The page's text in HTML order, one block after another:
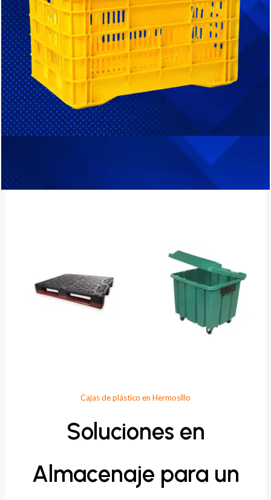
Cajas de plástico en Hermosillo
Soluciones en
Almacenaje para un